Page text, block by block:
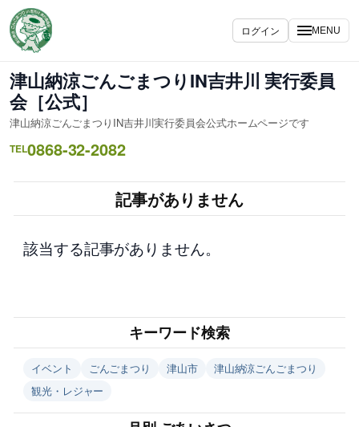
容
を
ス
キ
ッ
プ
ログイン MENU
津山納涼ごんごまつりIN吉井川 実行委員
会［公式］
津山納涼ごんごまつりIN吉井川実行委員会公式ホームページです
TEL0868-32-2082
記事がありません
該当する記事がありません。
キーワード検索
イベント ごんごまつり 津山市
津山納涼ごんごまつり
観光・レジャー